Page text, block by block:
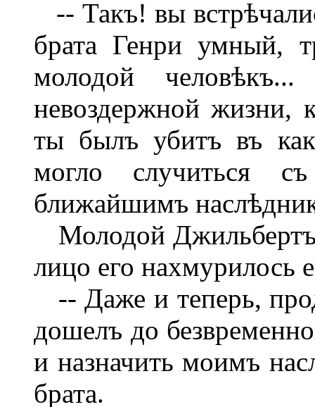
-- Такъ! вы
брата Генри умный,
молодой
невоздержной жизни,
ты былъ убитъ въ
могло случиться
ближайшимъ
Молодой Джильбертъ
лицо его нахмурилось
-- Даже и теперь,
дошелъ до
и назначить моимъ
брата.